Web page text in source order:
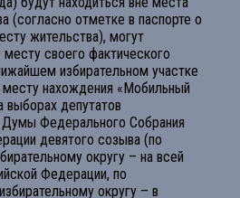
(согласно отметке в паспорте о
жительства), могут
своего фактического
избирательном участке
месту нахождения «Мобильный
выборах депутатов
Думы Федерального Собрания
девятого созыва (по
округу – на всей
Федерации, по
округу – в